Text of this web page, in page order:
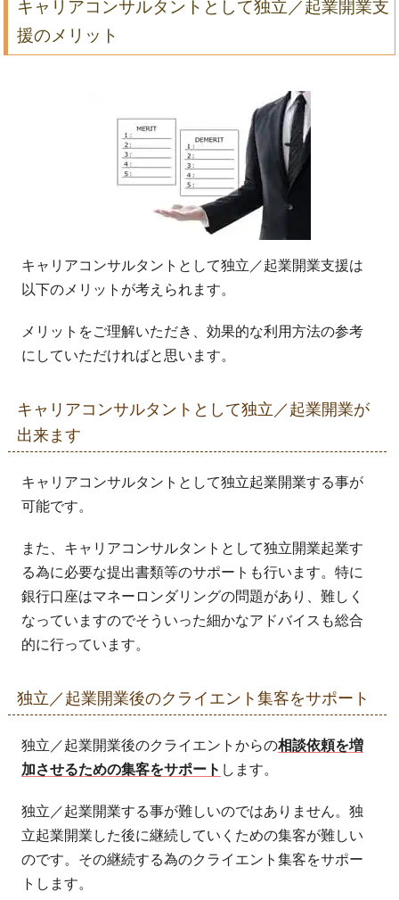
キャリアコンサルタントとして独立／起業開業支
援のメリット
キャリアコンサルタントとして独立／起業開業支援は
以下のメリットが考えられます。
メリットをご理解いただき、効果的な利用方法の参考
にしていただければと思います。
キャリアコンサルタントとして独立／起業開業が
出来ます
キャリアコンサルタントとして独立起業開業する事が
可能です。
また、キャリアコンサルタントとして独立開業起業す
る為に必要な提出書類等のサポートも行います。特に
銀行口座はマネーロンダリングの問題があり、難しく
なっていますのでそういった細かなアドバイスも総合
的に行っています。
独立／起業開業後のクライエント集客をサポート
独立／起業開業後のクライエントからの相談依頼を増
加させるための集客をサポート します。
独立／起業開業する事が難しいのではありません。独
立起業開業した後に継続していくための集客が難しい
のです。その継続する為のクライエント集客をサポー
トします。